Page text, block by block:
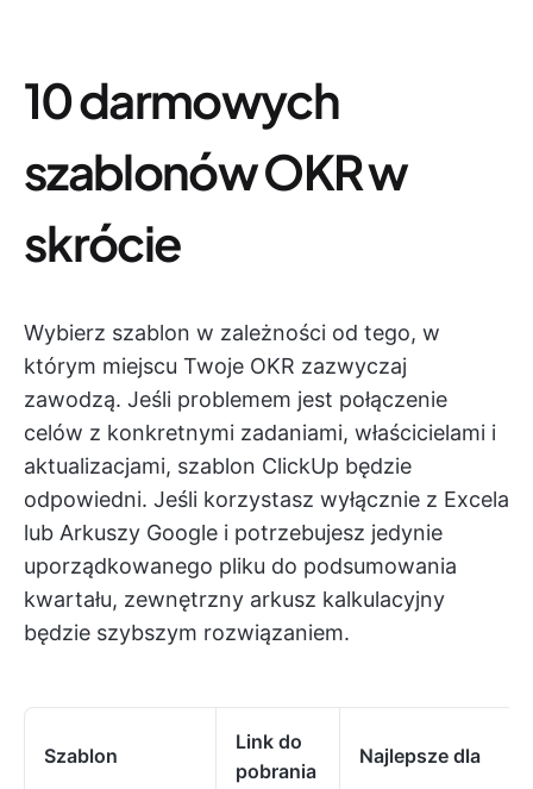
10 darmowych
szablonów OKR w
skrócie
Wybierz szablon w zależności od tego, w
którym miejscu Twoje OKR zazwyczaj
zawodzą. Jeśli problemem jest połączenie
celów z konkretnymi zadaniami, właścicielami i
aktualizacjami, szablon ClickUp będzie
odpowiedni. Jeśli korzystasz wyłącznie z Excela
lub Arkuszy Google i potrzebujesz jedynie
uporządkowanego pliku do podsumowania
kwartału, zewnętrzny arkusz kalkulacyjny
będzie szybszym rozwiązaniem.
Szablon
Link do
pobrania
Najlepsze dla